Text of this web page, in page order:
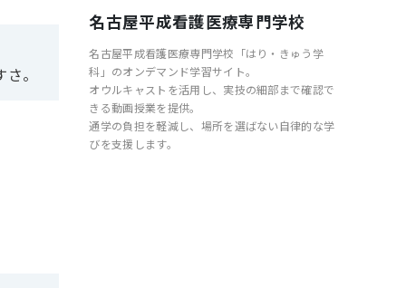
。
名古屋平成看護医療専門学校
名古屋平成看護医療専門学校「はり・きゅう学
科」のオンデマンド学習サイト。
オウルキャストを活用し、実技の細部まで確認で
きる動画授業を提供。
通学の負担を軽減し、場所を選ばない自律的な学
びを支援します。